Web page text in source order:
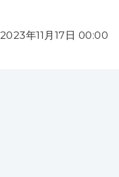
2023年11月17日 00:00